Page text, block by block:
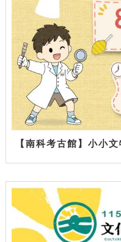
【南科考古館】小小